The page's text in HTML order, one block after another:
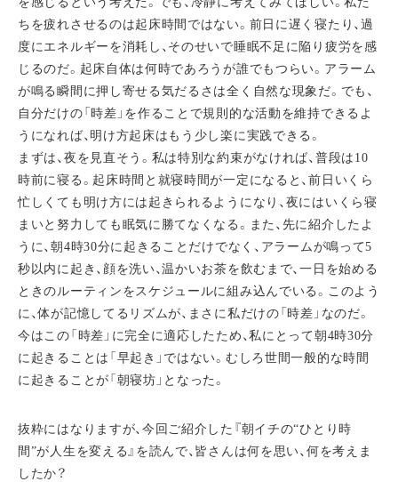
ちを疲れさせるのは起床時間ではない。前日に遅く寝たり、過
度にエネルギーを消耗し、そのせいで睡眠不足に陥り疲労を感
じるのだ。起床自体は何時であろうが誰でもつらい。アラーム
が鳴る瞬間に押し寄せる気だるさは全く自然な現象だ。でも、
自分だけの「時差」を作ることで規則的な活動を維持できるよ
うになれば、明け方起床はもう少し楽に実践できる。
まずは、夜を見直そう。私は特別な約束がなければ、普段は10
時前に寝る。起床時間と就寝時間が一定になると、前日いくら
忙しくても明け方には起きられるようになり、夜にはいくら寝
まいと努力しても眠気に勝てなくなる。また、先に紹介したよ
うに、朝4時30分に起きることだけでなく、アラームが鳴って5
秒以内に起き、顔を洗い、温かいお茶を飲むまで、一日を始める
ときのルーティンをスケジュールに組み込んでいる。このよう
に、体が記憶してるリズムが、まさに私だけの「時差」なのだ。
今はこの「時差」に完全に適応したため、私にとって朝4時30分
に起きることは「早起き」ではない。むしろ世間一般的な時間
に起きることが「朝寝坊」となった。
抜粋にはなりますが、今回ご紹介した『朝イチの“ひとり時
間”が人生を変える』を読んで、皆さんは何を思い、何を考えま
したか？